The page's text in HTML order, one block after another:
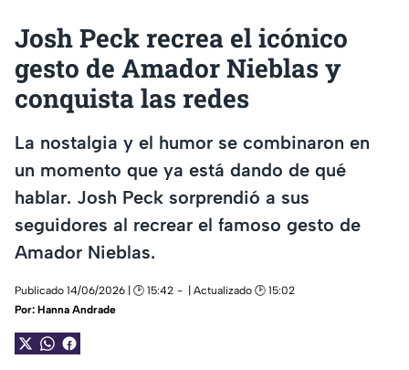
Josh Peck recrea el icónico
gesto de Amador Nieblas y
conquista las redes
La nostalgia y el humor se combinaron en
un momento que ya está dando de qué
hablar. Josh Peck sorprendió a sus
seguidores al recrear el famoso gesto de
Amador Nieblas.
Publicado 14/06/2026 | 🕑 15:42
| Actualizado 🕑 15:02
Por: Hanna Andrade